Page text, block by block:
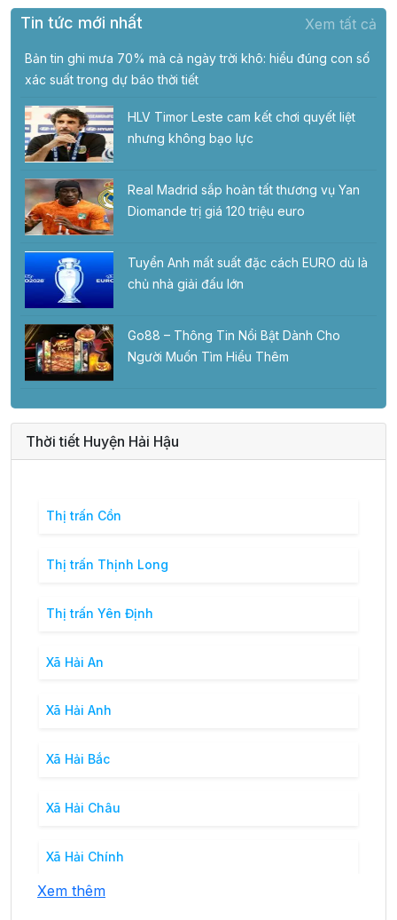
Tin tức mới nhất Xem tất cả
Bản tin ghi mưa 70% mà cả ngày trời khô: hiểu đúng con số
xác suất trong dự báo thời tiết
HLV Timor Leste cam kết chơi quyết liệt
nhưng không bạo lực
Real Madrid sắp hoàn tất thương vụ Yan
Diomande trị giá 120 triệu euro
Tuyển Anh mất suất đặc cách EURO dù là
chủ nhà giải đấu lớn
Go88 – Thông Tin Nổi Bật Dành Cho
Người Muốn Tìm Hiểu Thêm
Thời tiết Huyện Hải Hậu
Thị trấn Cồn
Thị trấn Thịnh Long
Thị trấn Yên Định
Xã Hải An
Xã Hải Anh
Xã Hải Bắc
Xã Hải Châu
Xã Hải Chính
Xem thêm